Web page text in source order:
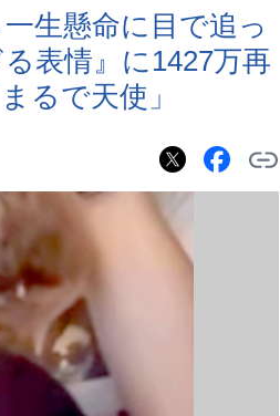
生懸命に目で追っ
表情』に1427万再
るで天使」